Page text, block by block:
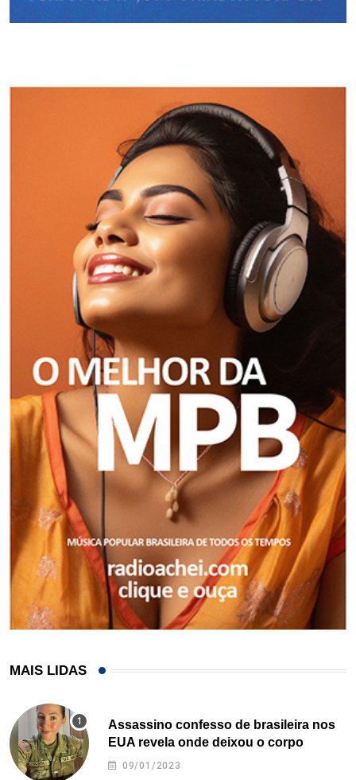
MAIS LIDAS
Assassino confesso de brasileira nos
EUA revela onde deixou o corpo
09/01/2023